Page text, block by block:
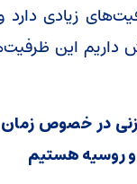
زیادی
داریم این
در خصوص زمان
و روسیه هستیم